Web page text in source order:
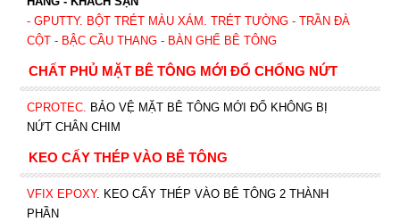
- GPUTTY. BỘT TRÉT MÀU XÁM. TRÉT TƯỜNG - TRẦN ĐÀ
CỘT - BẬC CẦU THANG - BÀN GHẾ BÊ TÔNG
CHẤT PHỦ MẶT BÊ TÔNG MỚI ĐỔ CHỐNG NỨT
CPROTEC. BẢO VỆ MẶT BÊ TÔNG MỚI ĐỔ KHÔNG BỊ
NỨT CHÂN CHIM
KEO CẤY THÉP VÀO BÊ TÔNG
VFIX EPOXY. KEO CẤY THÉP VÀO BÊ TÔNG 2 THÀNH
PHẦN